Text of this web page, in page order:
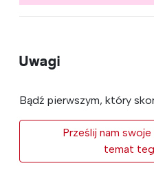
Uwagi
Bądź pierwszym, który
Prześlij nam
temat